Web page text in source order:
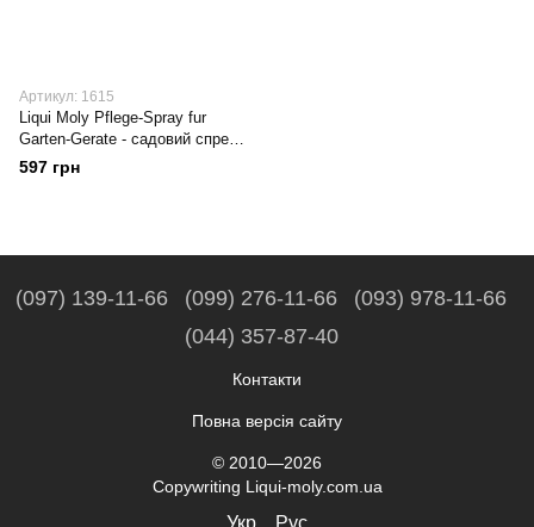
Артикул: 1615
Liqui Moly Pflege-Spray fur
Garten-Gerate - садовий спрей,
0.3л
597 грн
(097) 139-11-66 (099) 276-11-66
(093) 978-11-66
(044) 357-87-40
Контакти
Повна версія сайту
© 2010—2026
Copywriting Liqui-moly.com.ua
Укр Рус